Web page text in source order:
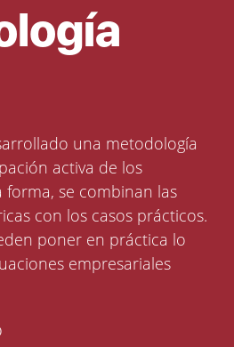
una metodología
activa de los
con los casos prácticos.
lo
empresariales